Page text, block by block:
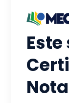
Este